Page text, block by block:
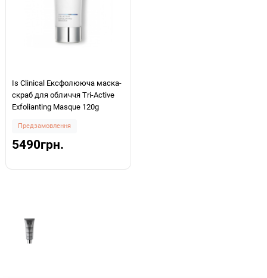
Is Clinical Ексфолююча маска-
скраб для обличчя Tri-Active
Exfolianting Masque 120g
Предзамовлення
5490грн.